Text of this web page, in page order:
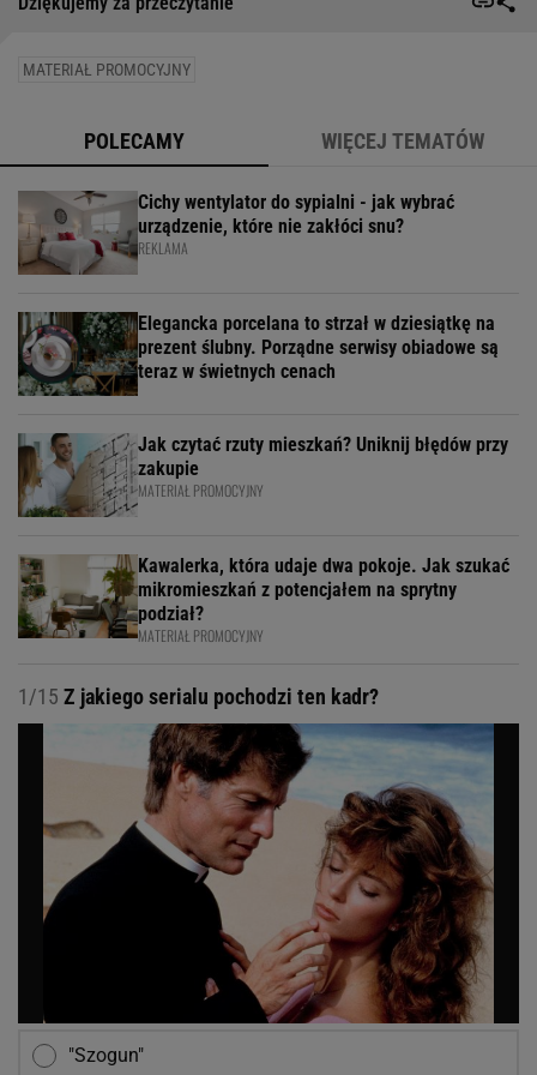
MATERIAŁ PROMOCYJNY
POLECAMY WIĘCEJ TEMATÓW
Cichy wentylator do sypialni - jak wybrać
urządzenie, które nie zakłóci snu?
REKLAMA
Elegancka porcelana to strzał w dziesiątkę na
prezent ślubny. Porządne serwisy obiadowe są
teraz w świetnych cenach
Jak czytać rzuty mieszkań? Uniknij błędów przy
zakupie
MATERIAŁ PROMOCYJNY
Kawalerka, która udaje dwa pokoje. Jak szukać
mikromieszkań z potencjałem na sprytny
podział?
MATERIAŁ PROMOCYJNY
1/15 Z jakiego serialu pochodzi ten kadr?
"Szogun"